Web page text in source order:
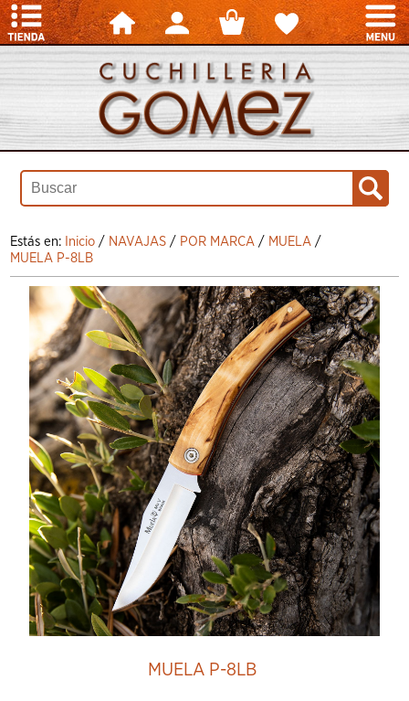
Estás en: Inicio / NAVAJAS / POR MARCA / MUELA /
MUELA P-8LB
MUELA P-8LB